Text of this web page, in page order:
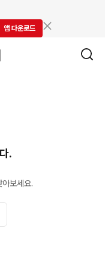
앱 다운로드
.
보세요.